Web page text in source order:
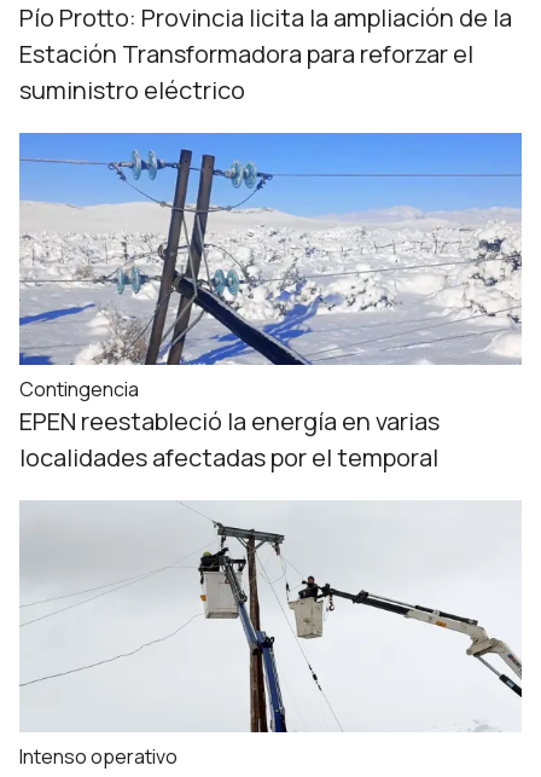
Pío Protto: Provincia licita la ampliación de la
Estación Transformadora para reforzar el
suministro eléctrico
Contingencia
EPEN reestableció la energía en varias
localidades afectadas por el temporal
Intenso operativo